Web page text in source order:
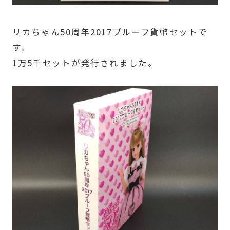
リカちゃん50周年2017プルーフ貨幣セットで
す。
1万5千セットが発行されました。